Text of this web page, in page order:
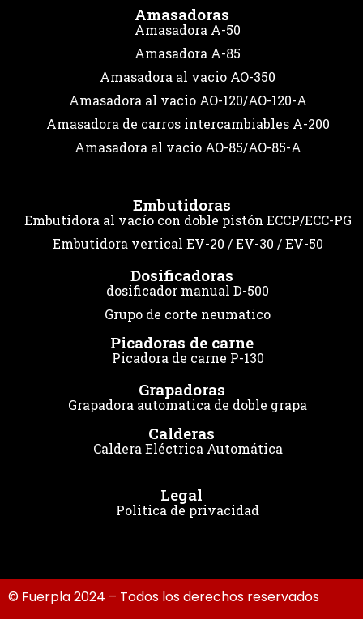
Amasadoras
Amasadora A-50
Amasadora A-85
Amasadora al vacio AO-350
Amasadora al vacio AO-120/AO-120-A
Amasadora de carros intercambiables A-200
Amasadora al vacio AO-85/AO-85-A
Embutidoras
Embutidora al vacío con doble pistón ECCP/ECC-PG
Embutidora vertical EV-20 / EV-30 / EV-50
Dosificadoras
dosificador manual D-500
Grupo de corte neumatico
Picadoras de carne
Picadora de carne P-130
Grapadoras
Grapadora automatica de doble grapa
Calderas
Caldera Eléctrica Automática
Legal
Politica de privacidad
© Fuerpla 2024 – Todos los derechos reservados